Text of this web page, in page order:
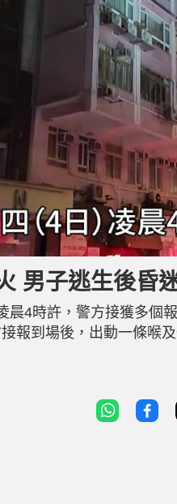
o
d
e
d
6
1
.
6
1
男子逃生後昏
晨4時許，警方接獲多個
報到場後，出動一條喉
自行沿樓梯逃生，其間
現場所見，有高層單位